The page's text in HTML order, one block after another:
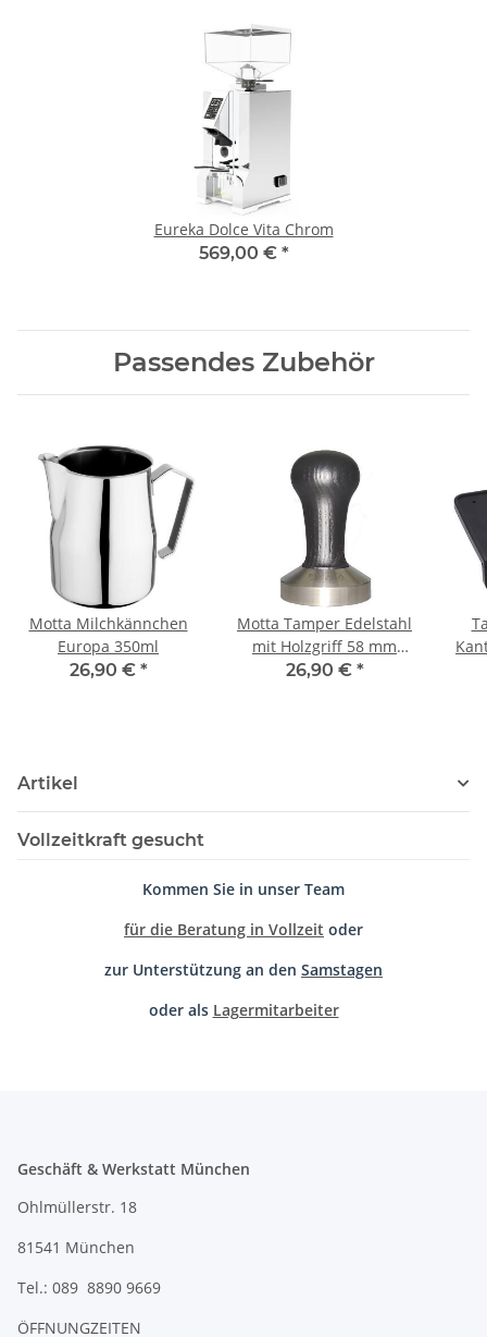
Eureka Dolce Vita Chrom
569,00 € *
Passendes Zubehör
Motta Milchkännchen
Europa 350ml
26,90 € *
Motta Tamper Edelstahl
mit Holzgriff 58 mm
schwarz flat
26,90 € *
Artikel
Vollzeitkraft gesucht
Kommen Sie in unser Team
für die Beratung in Vollzeit oder
zur Unterstützung an den Samstagen
oder als Lagermitarbeiter
Geschäft & Werkstatt München
Ohlmüllerstr. 18
81541 München
Tel.: 089 8890 9669
ÖFFNUNGZEITEN